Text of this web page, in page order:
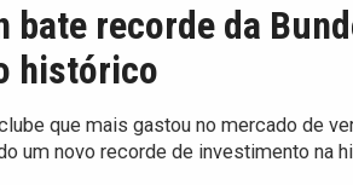
bate recorde da
histórico
que mais gastou no mercado de
um novo recorde de investimento na